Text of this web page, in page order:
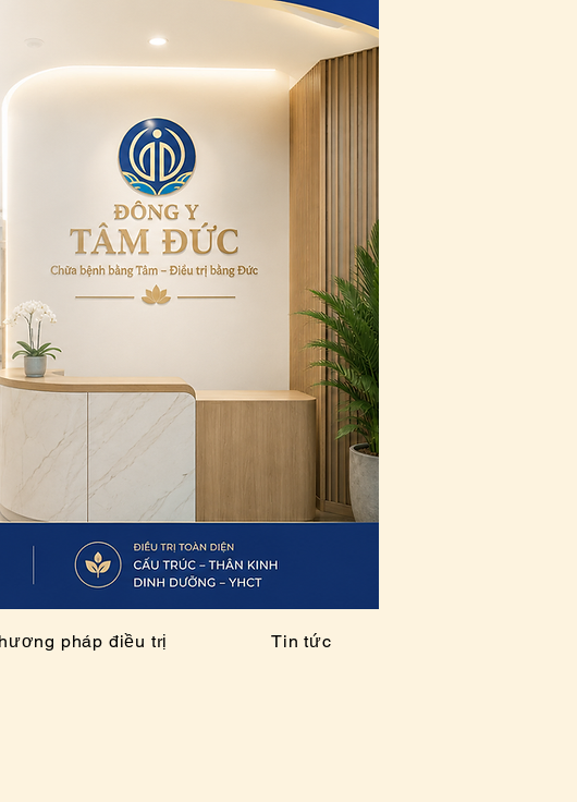
pháp điều trị Tin tức